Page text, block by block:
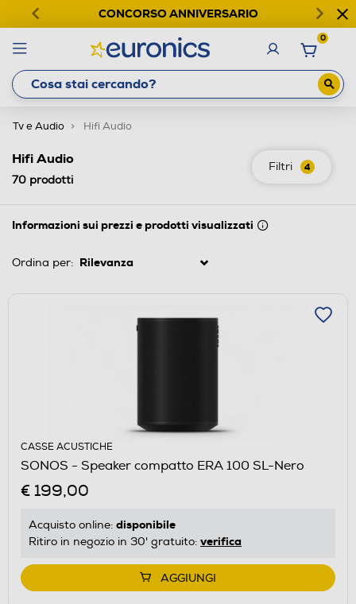
CONCORSO ANNIVERSARIO
0
Tv e Audio Hifi Audio
Filtri 4
Hifi Audio
70 prodotti
Informazioni sui prezzi e prodotti visualizzati
Ordina per:
CASSE ACUSTICHE
SONOS - Speaker compatto ERA 100 SL-Nero
€ 199,00
Acquisto online: disponibile
Ritiro in negozio in 30' gratuito: verifica
AGGIUNGI